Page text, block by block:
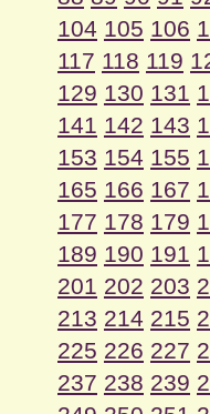
104 105 106
117 118 119
129 130 131
141 142 143
153 154 155
165 166 167
177 178 179
189 190 191
201 202 203
213 214 215
225 226 227
237 238 239